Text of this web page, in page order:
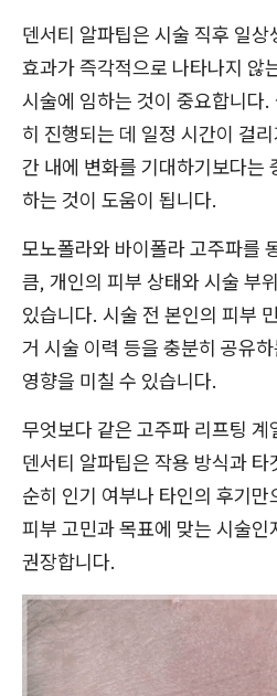
덴서티 알파팁은 시술 직후 일
효과가 즉각적으로 나타나지 않
시술에 임하는 것이 중요합니다
히 진행되는 데 일정 시간이 걸
간 내에 변화를 기대하기보다는
하는 것이 도움이 됩니다.
모노폴라와 바이폴라 고주파를
큼, 개인의 피부 상태와 시술 부
있습니다. 시술 전 본인의 피부
거 시술 이력 등을 충분히 공유
영향을 미칠 수 있습니다.
무엇보다 같은 고주파 리프팅
덴서티 알파팁은 작용 방식과
순히 인기 여부나 타인의 후기
피부 고민과 목표에 맞는 시술
권장합니다.